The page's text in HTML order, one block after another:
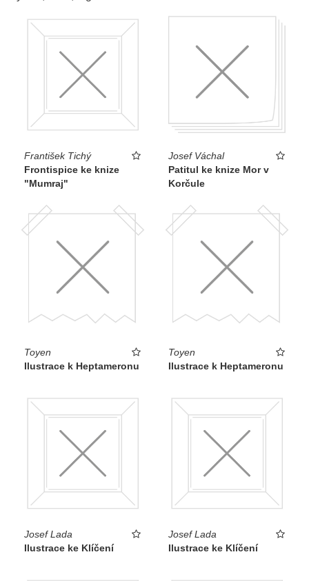
František Tichý
Frontispice ke knize
"Mumraj"
Josef Váchal
Patitul ke knize Mor v
Korčule
Toyen
Ilustrace k Heptameronu
Toyen
Ilustrace k Heptameronu
Josef Lada
Ilustrace ke Klíčení
Josef Lada
Ilustrace ke Klíčení